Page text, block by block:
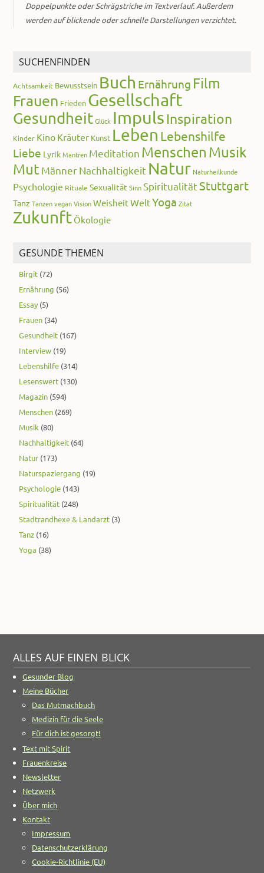
Doppelpunkte oder Schrägstriche im Textverlauf. Außerdem
werden auf blickende oder schnelle Darstellungen verzichtet.
SUCHENFINDEN
Achtsamkeit Bewusstsein Buch Ernährung Film
Frauen Frieden Gesellschaft
Gesundheit Glück Impuls Inspiration
Kinder Kino Kräuter Kunst Leben Lebenshilfe
Liebe Lyrik Mantren Meditation Menschen Musik
Mut MännerNachhaltigkeit Natur Naturheilkunde
Psychologie Rituale Sexualität Sinn SpiritualitätStuttgart
Tanz Tanzen vegan Vision WeisheitWeltYoga Zitat
Zukunft Ökologie
GESUNDE THEMEN
Birgit (72)
Ernährung (56)
Essay (5)
Frauen (34)
Gesundheit (167)
Interview (19)
Lebenshilfe (314)
Lesenswert (130)
Magazin (594)
Menschen (269)
Musik (80)
Nachhaltigkeit (64)
Natur (173)
Naturspaziergang (19)
Psychologie (143)
Spiritualität (248)
Stadtrandhexe & Landarzt (3)
Tanz (16)
Yoga (38)
ALLES AUF EINEN BLICK
Gesunder Blog
Meine Bücher
Das Mutmachbuch
Medizin für die Seele
Für dich ist gesorgt!
Text mit Spirit
Frauenkreise
Newsletter
Netzwerk
Über mich
Kontakt
Impressum
Datenschutzerklärung
Cookie-Richtlinie (EU)